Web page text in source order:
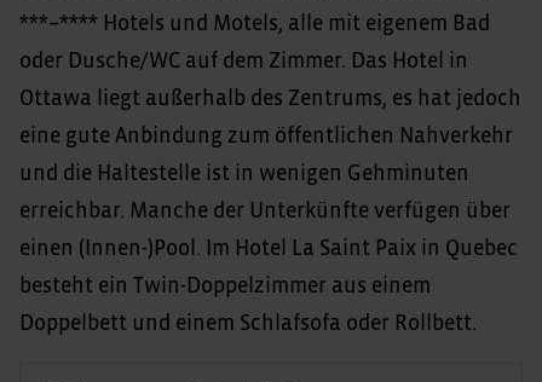
***–**** Hotels und Motels, alle mit eigenem Bad
oder Dusche/WC auf dem Zimmer. Das Hotel in
Ottawa liegt außerhalb des Zentrums, es hat jedoch
eine gute Anbindung zum öffentlichen Nahverkehr
und die Haltestelle ist in wenigen Gehminuten
erreichbar. Manche der Unterkünfte verfügen über
einen (Innen-)Pool. Im Hotel La Saint Paix in Quebec
besteht ein Twin-Doppelzimmer aus einem
Doppelbett und einem Schlafsofa oder Rollbett.